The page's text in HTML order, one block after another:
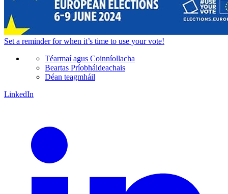
Set a reminderfor when it’s time to use your vote!
Téarmaí agus Coinníollacha
Beartas Príobháideachais
Déan teagmháil
LinkedIn